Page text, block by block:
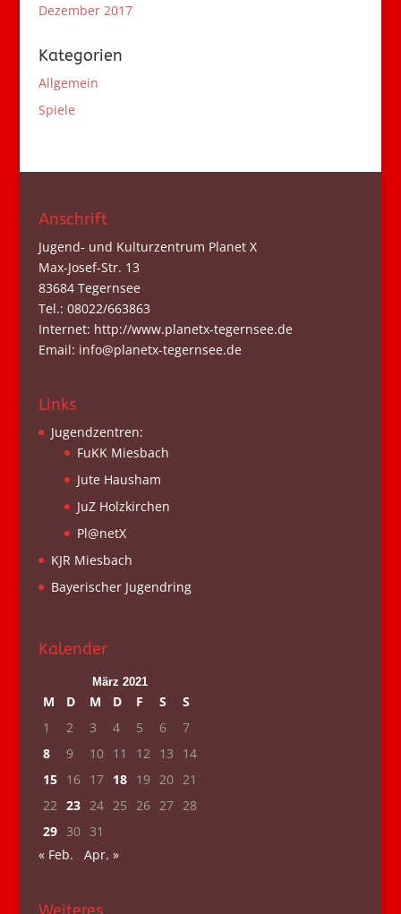
Dezember 2017
Kategorien
Allgemein
Spiele
Anschrift
Jugend- und Kulturzentrum Planet X
Max-Josef-Str. 13
83684 Tegernsee
Tel.: 08022/663863
Internet: http://www.planetx-tegernsee.de
Email: info@planetx-tegernsee.de
Links
Jugendzentren:
FuKK Miesbach
Jute Hausham
JuZ Holzkirchen
Pl@netX
KJR Miesbach
Bayerischer Jugendring
Kalender
März 2021
M D M D F S
S
1
2 3 4 5 6
7
8
9 10 11 12 13
14
15
16 17 18 19 20 21
22 23 24 25 26 27 28
29
30
31
« Feb.
Apr. »